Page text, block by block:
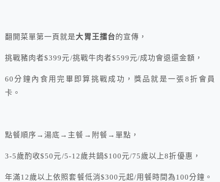
翻開菜單第一頁就是大胃王擂台的宣傳，
挑戰豬肉者$399元/挑戰牛肉者$599元/成功會退還金額，
60分鐘內食用完畢即算挑戰成功，獎品就是一張8折會員
卡。
點餐順序→湯底→主餐→附餐→單點，
3-5歲酌收$50元/5-12歲共鍋$100元/75歲以上8折優惠，
年滿12歲以上依照套餐低消$300元起/用餐時間為100分鐘。